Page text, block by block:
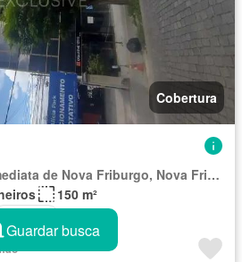
Cobertura
Região Geográfica Imediata de Nova Friburgo, Nova Friburgo
150 m²
Guardar busca